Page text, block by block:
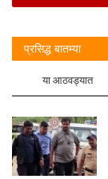
प्रसिद्ध बातम्या
या आठवड्यात